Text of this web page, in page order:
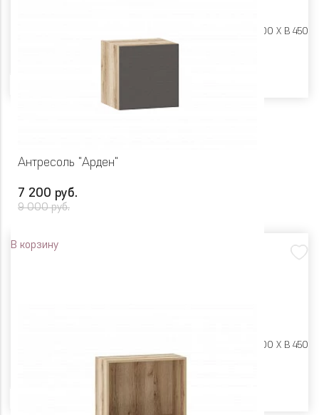
Ш 450 X Г 600 X В 450
Антресоль "Арден"
7 200 руб.
9 000 руб.
В корзину
Ш 450 X Г 400 X В 450